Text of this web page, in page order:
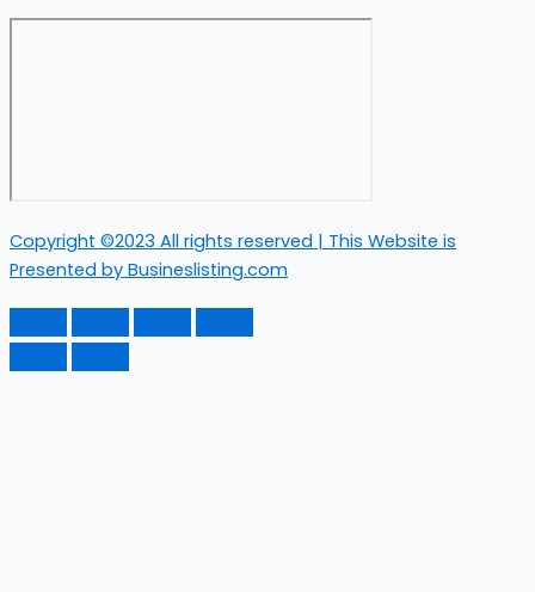
Copyright ©2023 All rights reserved | This Website is
Presented by Busineslisting.com